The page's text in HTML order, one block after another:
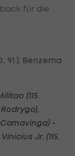
für die
91.), Benzema
(115.
-
Jr. (115.